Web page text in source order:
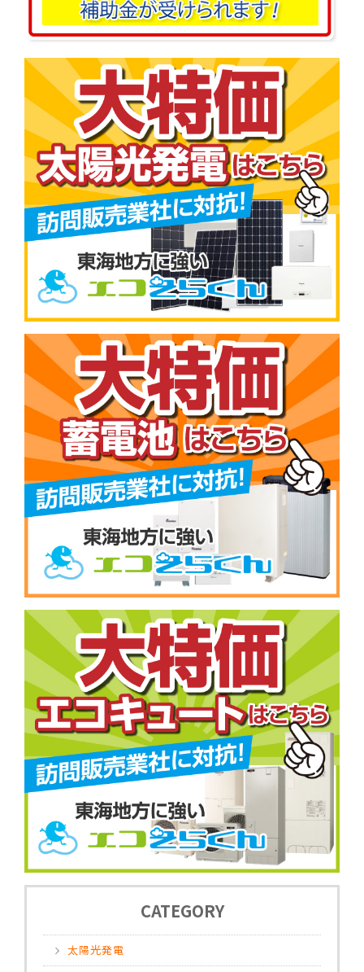
CATEGORY
太陽光発電